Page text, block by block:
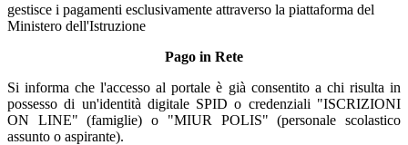
gestisce i pagamenti esclusivamente attraverso la piattaforma del
Ministero dell'Istruzione
Pago in Rete
Si informa che l'accesso al portale è già consentito a chi risulta in
possesso di un'identità digitale SPID o credenziali "ISCRIZIONI
ON LINE" (famiglie) o "MIUR POLIS" (personale scolastico
assunto o aspirante).